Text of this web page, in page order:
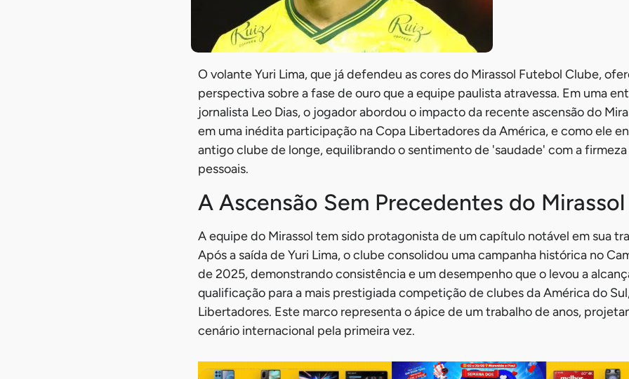
O volante Yuri Lima, que já defendeu as cores do Mirassol Futebol Clube,
perspectiva sobre a fase de ouro que a equipe paulista atravessa. Em uma
jornalista Leo Dias, o jogador abordou o impacto da recente ascensão do
em uma inédita participação na Copa Libertadores da América, e como ele
antigo clube de longe, equilibrando o sentimento de 'saudade' com a firmeza
pessoais.
A Ascensão Sem Precedentes do Mirassol
A equipe do Mirassol tem sido protagonista de um capítulo notável em sua
Após a saída de Yuri Lima, o clube consolidou uma campanha histórica no
de 2025, demonstrando consistência e um desempenho que o levou a
qualificação para a mais prestigiada competição de clubes da América do
Libertadores. Este marco representa o ápice de um trabalho de anos,
cenário internacional pela primeira vez.